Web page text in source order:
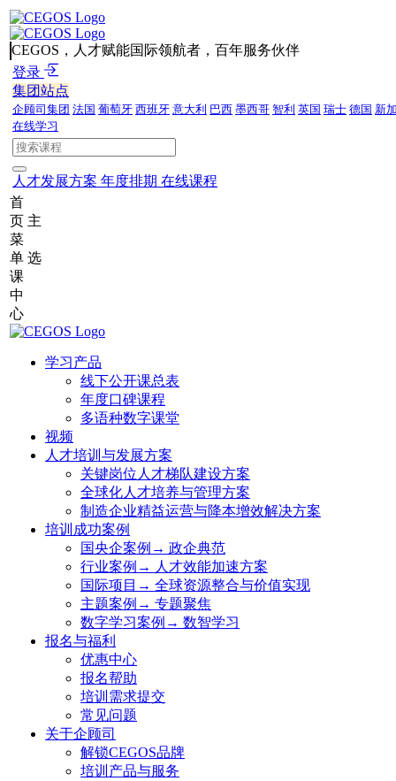
CEGOS，人才赋能国际领航者，百年服务伙伴
登录
集团站点
企顾司集团 法国 葡萄牙 西班牙 意大利 巴西 墨西哥 智利 英国 瑞士 德国 新
在线学习
人才发展方案 年度排期 在线课程
首
页 主
菜
单 选
课
中
心
学习产品
线下公开课总表
年度口碑课程
多语种数字课堂
视频
人才培训与发展方案
关键岗位人才梯队建设方案
全球化人才培养与管理方案
制造企业精益运营与降本增效解决方案
培训成功案例
国央企案例→ 政企典范
行业案例→ 人才效能加速方案
国际项目→ 全球资源整合与价值实现
主题案例→ 专题聚焦
数字学习案例→ 数智学习
报名与福利
优惠中心
报名帮助
培训需求提交
常见问题
关于企顾司
解锁CEGOS品牌
培训产品与服务